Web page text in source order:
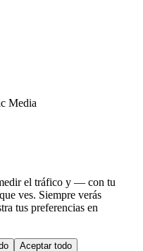
Media
el tráfico y — con tu
ves. Siempre verás
tus preferencias en
Aceptar todo